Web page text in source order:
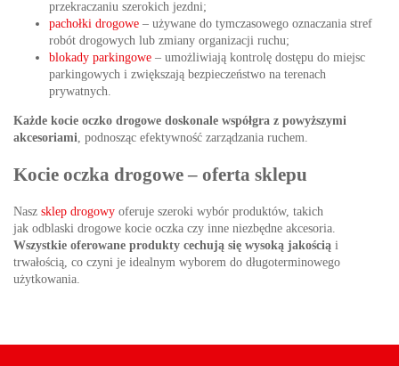
przekraczaniu szerokich jezdni;
pachołki drogowe – używane do tymczasowego oznaczania stref
robót drogowych lub zmiany organizacji ruchu;
blokady parkingowe – umożliwiają kontrolę dostępu do miejsc
parkingowych i zwiększają bezpieczeństwo na terenach
prywatnych.
Każde kocie oczko drogowe doskonale współgra z powyższymi
akcesoriami, podnosząc efektywność zarządzania ruchem.
Kocie oczka drogowe – oferta sklepu
Nasz sklep drogowy oferuje szeroki wybór produktów, takich
jak odblaski drogowe kocie oczka czy inne niezbędne akcesoria.
Wszystkie oferowane produkty cechują się wysoką jakością i
trwałością, co czyni je idealnym wyborem do długoterminowego
użytkowania.